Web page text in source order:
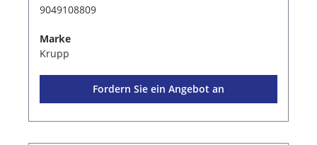
9049108809
Marke
Krupp
Fordern Sie ein Angebot an